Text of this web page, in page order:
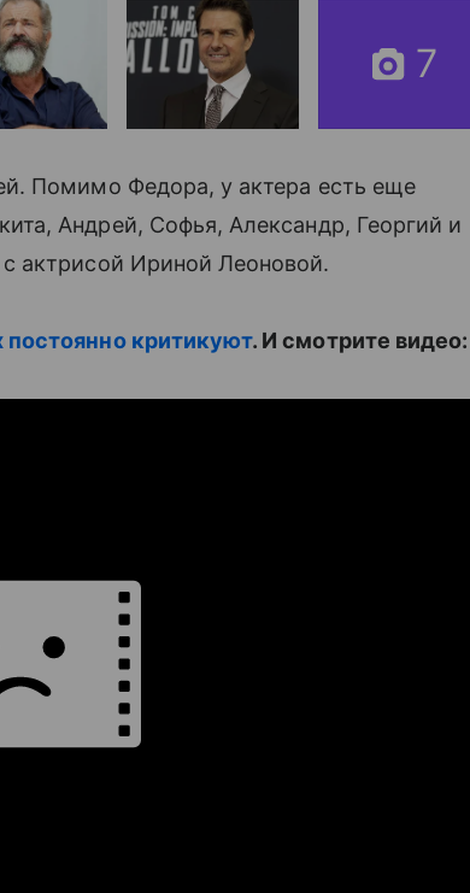
7
Помимо Федора, у актера есть еще
Андрей, Софья, Александр, Георгий и
актрисой Ириной Леоновой.
постоянно критикуют. И смотрите видео: